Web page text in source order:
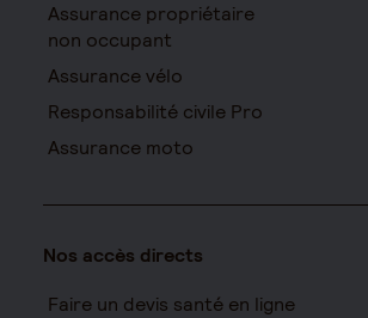
Assurance propriétaire
non occupant
Assurance vélo
Responsabilité civile Pro
Assurance moto
Nos accès directs
Faire un devis santé en ligne